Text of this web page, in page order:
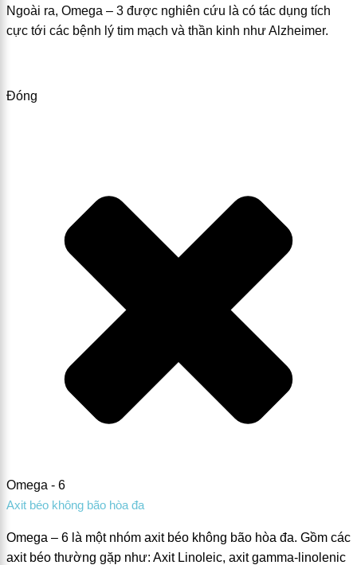
Ngoài ra, Omega – 3 được nghiên cứu là có tác dụng tích
cực tới các bệnh lý tim mạch và thần kinh như Alzheimer.
Đóng
Omega - 6
Axit béo không bão hòa đa
Omega – 6 là một nhóm axit béo không bão hòa đa. Gồm các
axit béo thường gặp như: Axit Linoleic, axit gamma-linolenic